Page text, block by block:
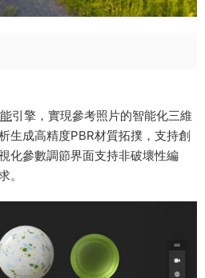
引擎，實現參考照片的智能化三維
生成高精度PBR材質拓撲，支持創
化參數調節界面支持非破壞性編
。